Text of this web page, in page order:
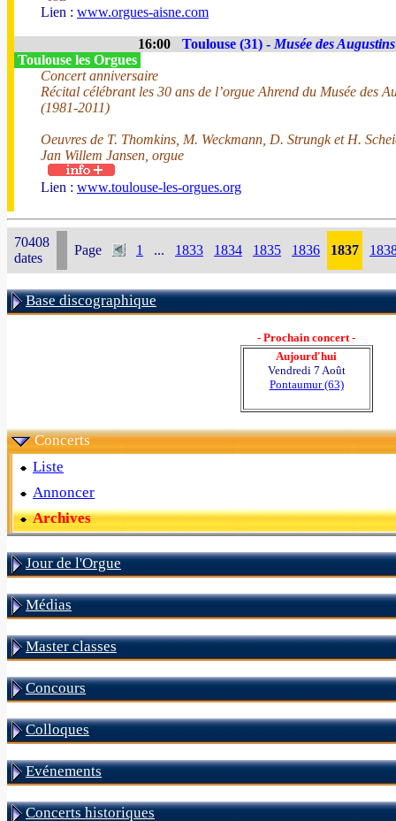
Lien : www.orgues-aisne.com
16:00 Toulouse (31) - Musée des Augustins
Toulouse les Orgues
Concert anniversaire
Récital célébrant les 30 ans de l’orgue Ahrend du Musée des
(1981-2011)
Oeuvres de T. Thomkins, M. Weckmann, D. Strungk et H.
Jan Willem Jansen, orgue
Lien : www.toulouse-les-orgues.org
70408
dates
Page 1 ... 1833 1834 1835 1836 1837
Base discographique
- Prochain concert -
Aujourd'hui
Vendredi 7 Août
Pontaumur (63)
Concerts
Liste
Annoncer
Archives
Jour de l'Orgue
Médias
Master classes
Concours
Colloques
Evénements
Concerts historiques